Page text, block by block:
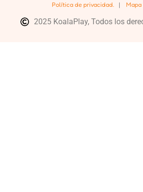
Política de privacidad. |
2025 KoalaPlay, Todos los